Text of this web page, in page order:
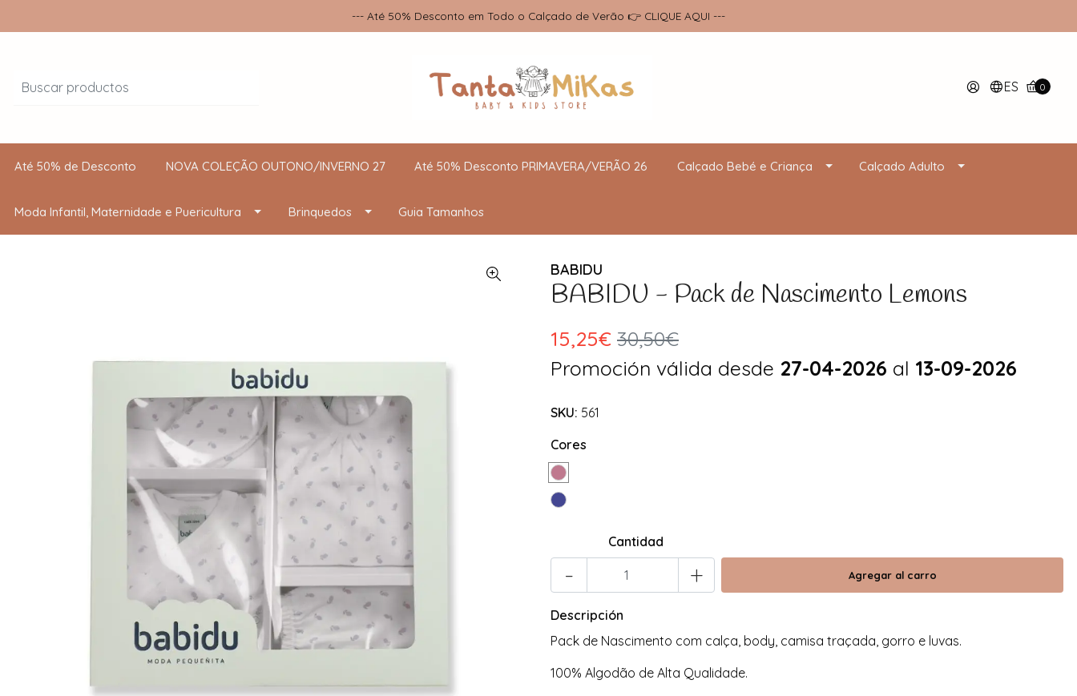
--- Até 50% Desconto em Todo o Calçado de Verão 👉 CLIQUE AQUI ---
ES 0
Até 50% de Desconto NOVA COLEÇÃO OUTONO/INVERNO 27 Até 50% Desconto PRIMAVERA/VERÃO 26 Calçado Bebé e Criança Calçado Adulto
Moda Infantil, Maternidade e Puericultura Brinquedos Guia Tamanhos
BABIDU
BABIDU - Pack de Nascimento Lemons
15,25€ 30,50€
Promoción válida desde 27-04-2026 al 13-09-2026
SKU: 561
Cores
Cantidad
- +
Descripción
Pack de Nascimento com calça, body, camisa traçada, gorro e luvas.
100% Algodão de Alta Qualidade.